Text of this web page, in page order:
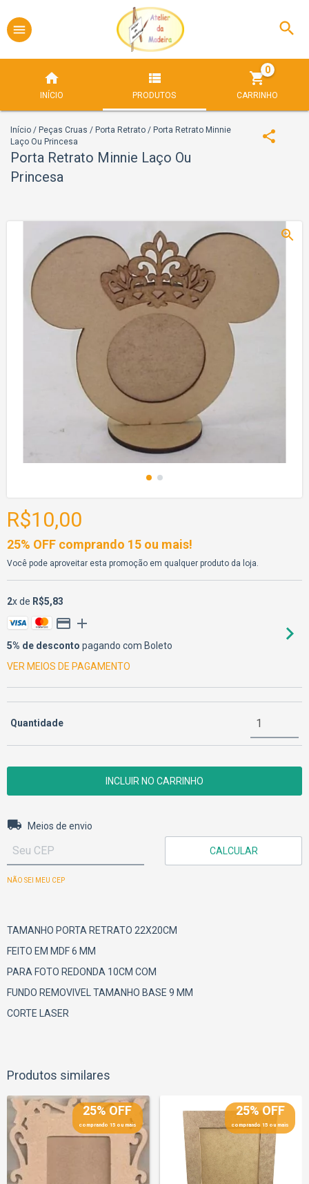
INÍCIO PRODUTOS CARRINHO
0
Início / Peças Cruas / Porta Retrato / Porta Retrato Minnie
Laço Ou Princesa
Porta Retrato Minnie Laço Ou
Princesa
R$10,00
25% OFF comprando 15 ou mais!
Você pode aproveitar esta promoção em qualquer produto da loja.
2x de R$5,83
5% de desconto pagando com Boleto
VER MEIOS DE PAGAMENTO
Quantidade
Entregas para o CEP:
Meios de envio
CALCULAR
NÃO SEI MEU CEP
TAMANHO PORTA RETRATO 22X20CM
FEITO EM MDF 6 MM
PARA FOTO REDONDA 10CM COM
FUNDO REMOVIVEL TAMANHO BASE 9 MM
CORTE LASER
Produtos similares
25% OFF
comprando 15 ou mais
25% OFF
comprando 15 ou mais